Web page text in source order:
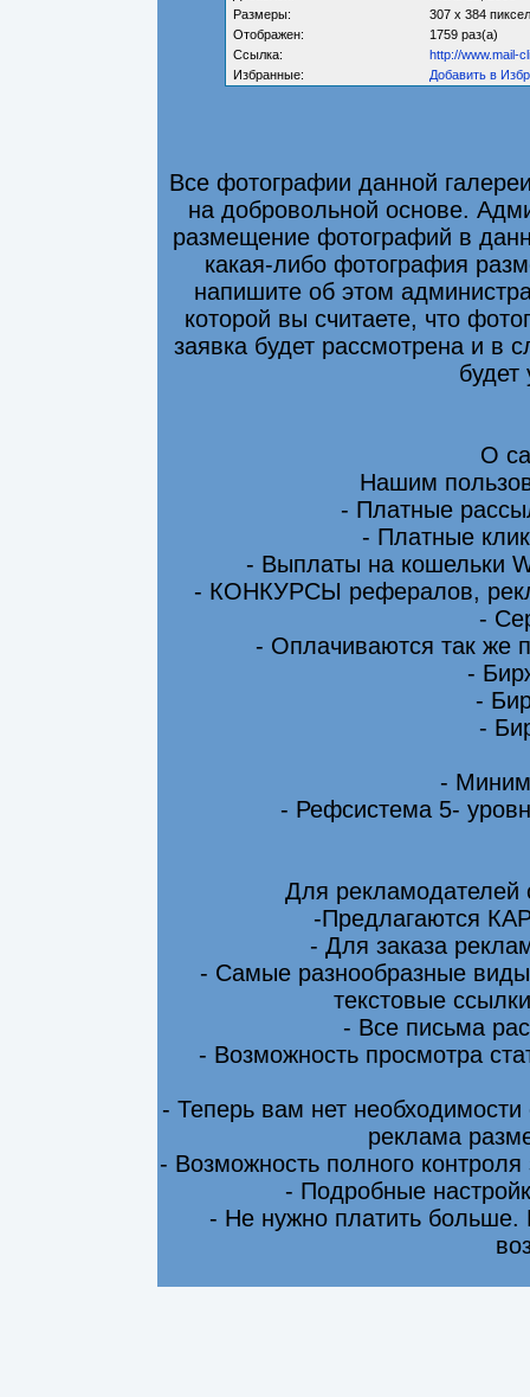
Размеры:
307 x 384
Отображен:
1759 раз(а)
Ссылка:
http://www.mail-
Избранные:
Добавить в
Все фотографии данной
на добровольной основе.
размещение фотографий в
какая-либо фотография
напишите об этом
которой вы считаете, что
заявка будет рассмотрена и в
будет
О
Нашим
- Платные
- Платные
- Выплаты на кошельки
- КОНКУРСЫ рефералов,
-
- Оплачиваются так же
-
-
-
-
- Рефсистема 5-
Для
-Предлагаются
- Для заказа
- Самые разнообразные
текстовые
- Все письма
- Возможность просмотра
- Теперь вам нет
реклама
- Возможность полного
- Подробные
- Не нужно платить больше.